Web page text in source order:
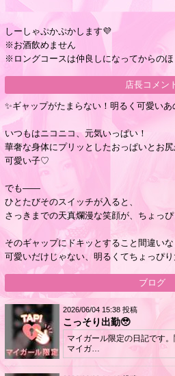
しーしゃぷかぷかします💜
※お酒飲めません
※ロングコースは仲良しになってからの
店長コメン
✨ギャップがたまらない！明るく可愛いあ
いつもはニコニコ、元気いっぱい！
華奢な身体にプリッとしたおっぱいとお
可愛い子♡
でも――
ひとたびそのスイッチが入ると、
さっきまでの天真爛漫な笑顔が、ちょっ
そのギャップにドキッとすること間違いな
可愛いだけじゃない、明るくてちょっぴ
ブログ
2026/06/04 15:38 投稿
こっそり出勤🥹
マイガール限定の日記です
マイガ…